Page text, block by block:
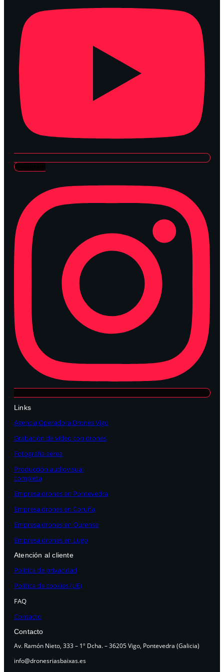
Instagram
Links
Agencia Operadora Drones Vigo
Grabación de vídeo con drones
Fotografía aérea
Producción audiovisual
completa
Empresa drones en Pontevedra
Empresa drones en Coruña
Empresa drones en Ourense
Empresa drones en Lugo
Atención al cliente
Política de privacidad
Política de cookies (UE)
FAQ
Contacto
Contacto
Av. Ramón Nieto, 333 – 1º Dcha. – 36205 Vigo, Pontevedra (Galicia)
info@dronesriasbaixas.es